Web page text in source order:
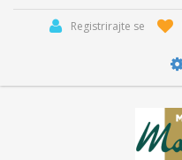
Registrirajte se